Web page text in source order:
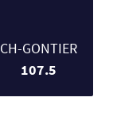
CH-GONTIER
107.5